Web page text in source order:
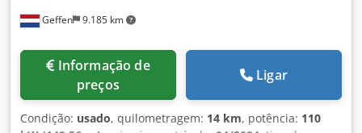
Geffen 9.185 km
preços
Ligar
Condição: usado, quilometragem: 14 km, potência: 110